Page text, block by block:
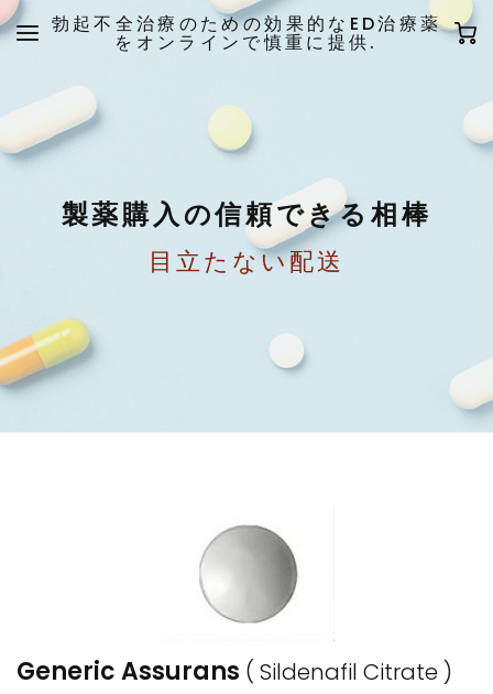
勃起不全治療のための効果的なED治療薬
をオンラインで慎重に提供.
製薬購入の信頼できる相棒
目立たない配送
Generic Assurans ( Sildenafil Citrate )